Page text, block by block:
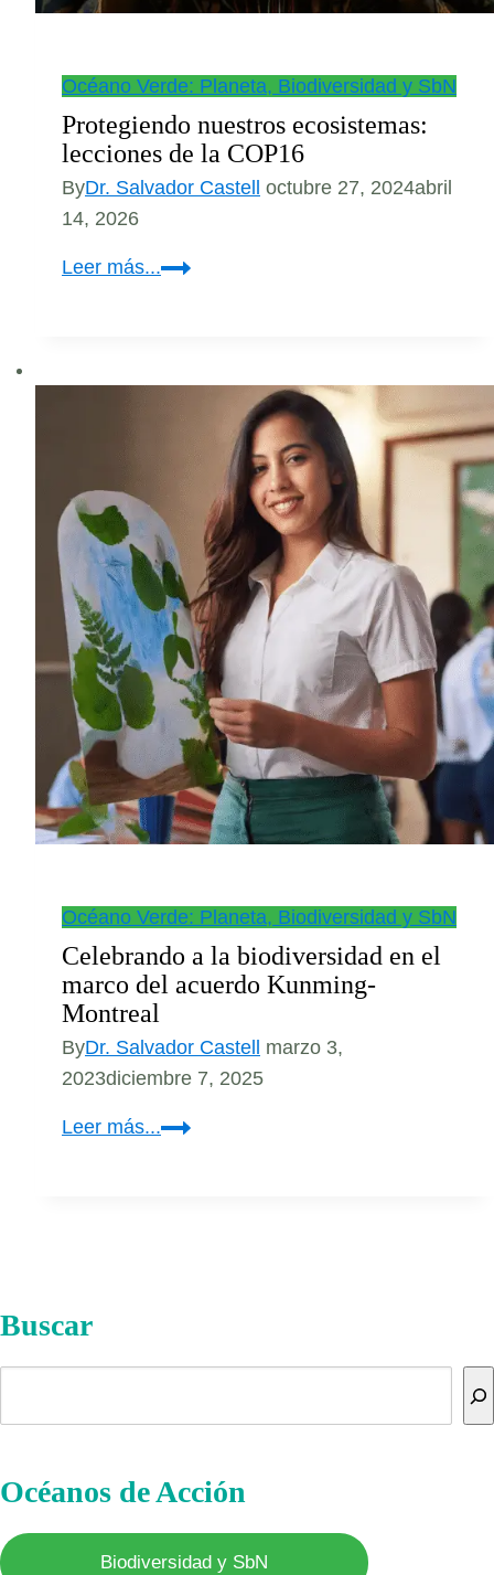
Océano Verde: Planeta, Biodiversidad y SbN
Protegiendo nuestros ecosistemas:
lecciones de la COP16
ByDr. Salvador Castell octubre 27, 2024abril
14, 2026
Leer más...Protegiendo
de
COP16
Océano Verde: Planeta, Biodiversidad y SbN
Celebrando a la biodiversidad en el
marco del acuerdo Kunming-
Montreal
ByDr. Salvador Castell marzo 3,
2023diciembre 7, 2025
Leer más...Celebrando
acuerdo
Buscar
Océanos de Acción
Biodiversidad y SbN